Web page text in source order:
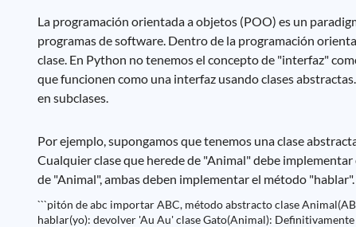
La programación orientada a objetos (POO) es un
programas de software. Dentro de la programación
clase. En Python no tenemos el concepto de "interfaz"
que funcionen como una interfaz usando clases
en subclases.
Por ejemplo, supongamos que tenemos una clase
Cualquier clase que herede de "Animal" debe
de "Animal", ambas deben implementar el método "hablar".
```pitón de abc importar ABC, método abstracto clase
hablar(yo): devolver 'Au Au' clase Gato(Animal):